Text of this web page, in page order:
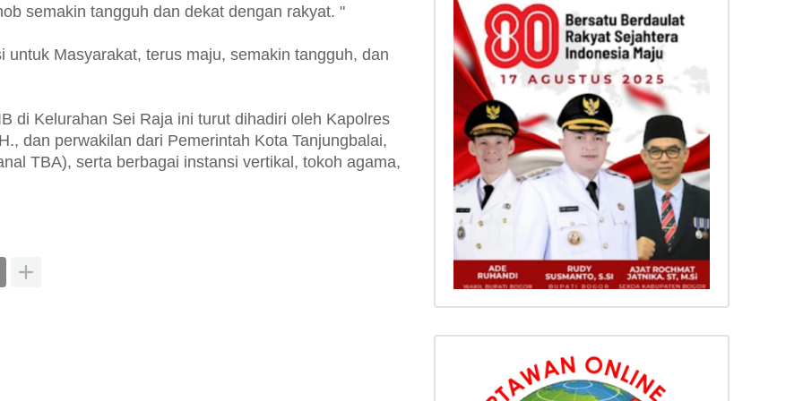
semakin tangguh dan dekat dengan rakyat. "
Masyarakat, terus maju, semakin tangguh, dan
di Kelurahan Sei Raja ini turut dihadiri oleh Kapolres
dan perwakilan dari Pemerintah Kota Tanjungbalai,
TBA), serta berbagai instansi vertikal, tokoh agama,